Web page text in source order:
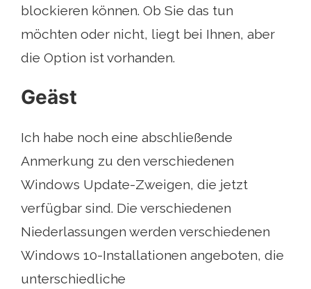
blockieren können. Ob Sie das tun
möchten oder nicht, liegt bei Ihnen, aber
die Option ist vorhanden.
Geäst
Ich habe noch eine abschließende
Anmerkung zu den verschiedenen
Windows Update-Zweigen, die jetzt
verfügbar sind. Die verschiedenen
Niederlassungen werden verschiedenen
Windows 10-Installationen angeboten, die
unterschiedliche